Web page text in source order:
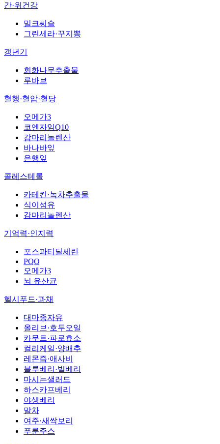
간·위건강
밀크씨슬
그린세라·꾸지뽕
갱년기
회화나무추출물
루바브
혈행·혈압·혈당
오메가3
코엔자임Q10
감마리놀렌산
바나바잎
은행잎
콜레스테롤
카테킨·녹차추출물
식이섬유
감마리놀렌산
기억력·인지력
포스파티딜세린
PQQ
오메가3
뇌 유산균
헬시푸드·과채
대마종자유
올리브·호두오일
카무트·파로효소
컬리케일·양배추
레몬즙·애사비
블루베리·빌베리
마시는샐러드
하스카프베리
야생베리
말차
여주·새싹보리
푸룬주스